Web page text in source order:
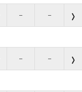
– –
– –